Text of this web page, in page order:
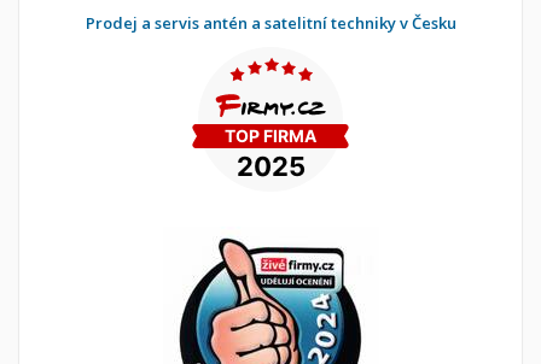
Prodej a servis antén a satelitní techniky v Česku